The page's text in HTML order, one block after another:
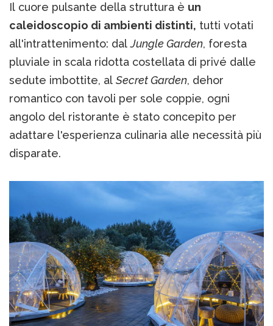
Il cuore pulsante della struttura è un
caleidoscopio di ambienti distinti, tutti votati
all'intrattenimento: dalJungle Garden, foresta
pluviale in scala ridotta costellata di privé dalle
sedute imbottite, al Secret Garden, dehor
romantico con tavoli per sole coppie, ogni
angolo del ristorante è stato concepito per
adattare l'esperienza culinaria alle necessità più
disparate.